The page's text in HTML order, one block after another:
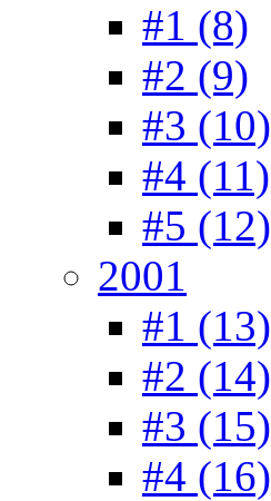
#1 (8)
#2 (9)
#3 (10)
#4 (11)
#5 (12)
2001
#1 (13)
#2 (14)
#3 (15)
#4 (16)